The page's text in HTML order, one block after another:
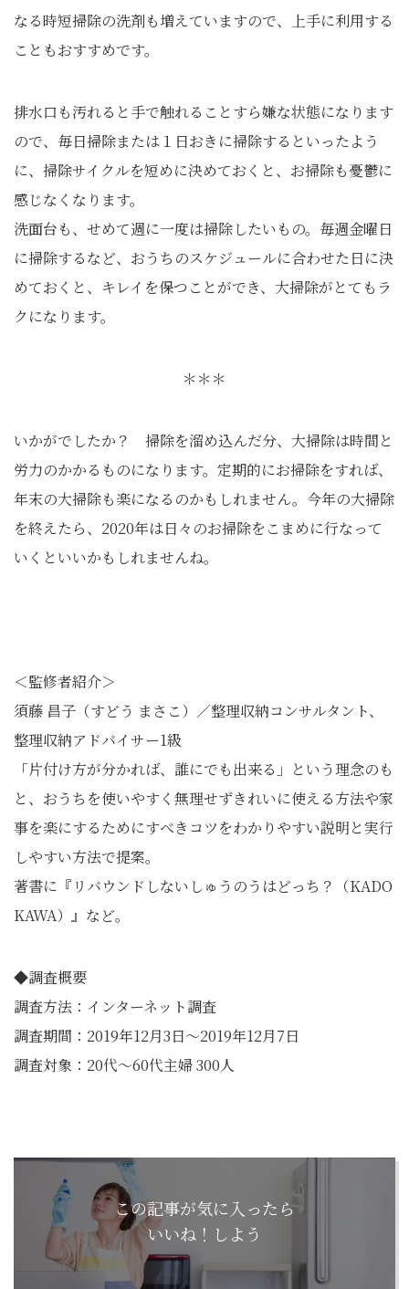
なる時短掃除の洗剤も増えていますので、上手に利用する
こともおすすめです。
排水口も汚れると手で触れることすら嫌な状態になります
ので、毎日掃除または１日おきに掃除するといったよう
に、掃除サイクルを短めに決めておくと、お掃除も憂鬱に
感じなくなります。
洗面台も、せめて週に一度は掃除したいもの。毎週金曜日
に掃除するなど、おうちのスケジュールに合わせた日に決
めておくと、キレイを保つことができ、大掃除がとてもラ
クになります。
＊＊＊
いかがでしたか？ 掃除を溜め込んだ分、大掃除は時間と
労力のかかるものになります。定期的にお掃除をすれば、
年末の大掃除も楽になるのかもしれません。今年の大掃除
を終えたら、2020年は日々のお掃除をこまめに行なって
いくといいかもしれませんね。
＜監修者紹介＞
須藤 昌子（すどう まさこ）／整理収納コンサルタント、
整理収納アドバイサー1級
「片付け方が分かれば、誰にでも出来る」という理念のも
と、おうちを使いやすく無理せずきれいに使える方法や家
事を楽にするためにすべきコツをわかりやすい説明と実行
しやすい方法で提案。
著書に『リバウンドしないしゅうのうはどっち？（KADO
KAWA）』など。
◆調査概要
調査方法：インターネット調査
調査期間：2019年12月3日～2019年12月7日
調査対象：20代～60代主婦 300人
この記事が気に入ったら
いいね！しよう